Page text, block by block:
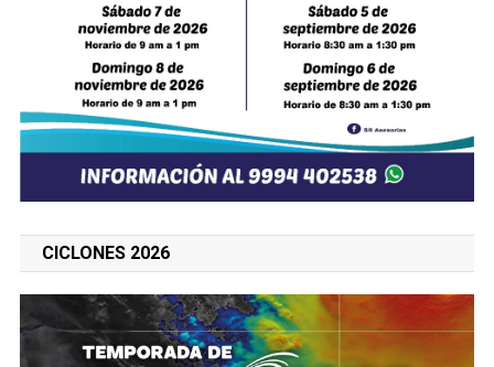
CICLONES 2026